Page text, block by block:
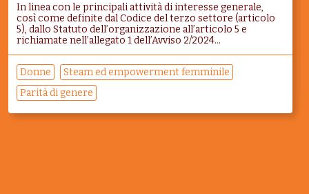
In linea con le principali attività di interesse generale,
così come definite dal Codice del terzo settore (articolo
5), dallo Statuto dell’organizzazione all’articolo 5 e
richiamate nell’allegato 1 dell’Avviso 2/2024...
Donne
Steam ed empowerment femminile
Parità di genere